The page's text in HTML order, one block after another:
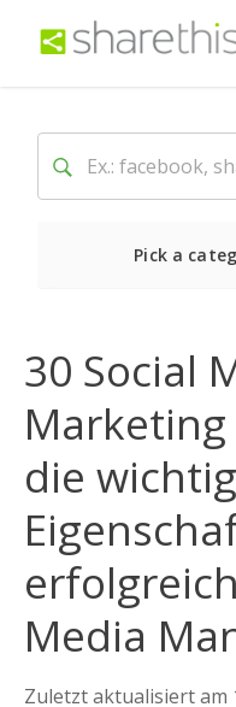
Pick a
30 Social
Marketing
die
Media
Zuletzt aktualisiert am